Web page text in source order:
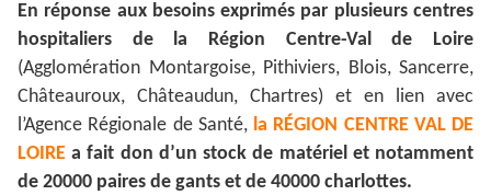
En réponse aux besoins exprimés par plusieurs centres
hospitaliers de la Région Centre-Val de Loire
(Agglomération Montargoise, Pithiviers, Blois, Sancerre,
Châteauroux, Châteaudun, Chartres) et en lien avec
l’Agence Régionale de Santé, la RÉGION CENTRE VAL DE
LOIRE a fait don d’un stock de matériel et notamment
de 20000 paires de gants et de 40000 charlottes.